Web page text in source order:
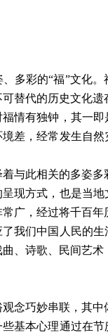
多彩的“福”文化。
可替代的历史文化
情有独钟，其一
差，经常发生自然
与此相关的多姿多
现方式，也是当地
广，经过将千百年
我们中国人民的生
、诗歌、民间艺术
念巧妙串联，其中
基本心理通过在节